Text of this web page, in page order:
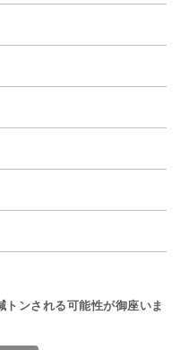
ンされる可能性が御座いま